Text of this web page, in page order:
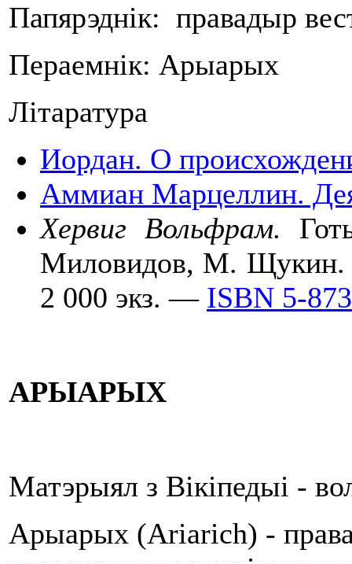
Папярэднік: правадыр
Пераемнік: Арыарых
Літаратура
Иордан. О
Аммиан Марцеллин.
Хервиг Вольфрам.
Миловидов, М. Щукин.
2 000 экз. — ISBN 5-
АРЫАРЫХ
Матэрыял з Вікіпедыі -
Арыарых (Ariarich) -